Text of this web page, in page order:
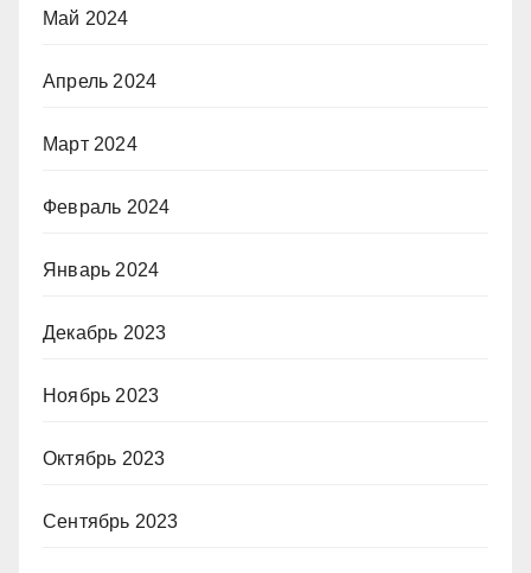
Май 2024
Апрель 2024
Март 2024
Февраль 2024
Январь 2024
Декабрь 2023
Ноябрь 2023
Октябрь 2023
Сентябрь 2023